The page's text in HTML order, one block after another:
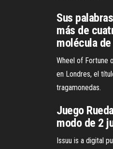
Sus
más de
molécula
Wheel of Fortune
en Londres, el
tragamonedas.
Juego
modo de 2
Issuu is a digital